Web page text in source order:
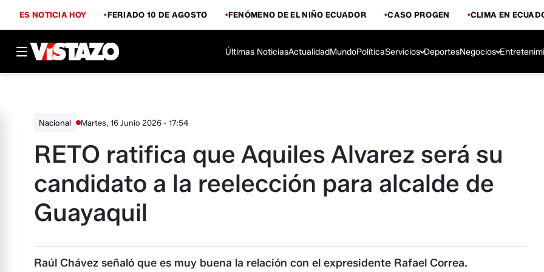
ES NOTICIA HOY FERIADO 10 DE AGOSTO FENÓMENO DE EL NIÑO ECUADOR CASO PROGEN CLIMA EN
Últimas NoticiasActualidadMundoPolíticaServicios DeportesNegocios
Nacional Martes, 16 Junio 2026 - 17:54
RETO ratifica que Aquiles Alvarez será su
candidato a la reelección para alcalde de
Guayaquil
Raúl Chávez señaló que es muy buena la relación con el expresidente Rafael Correa.